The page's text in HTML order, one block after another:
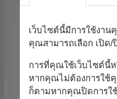
เว็บไซต์นี้มีการใช้งา
คุณสามารถเลือก เปิด
การที่คุณใช้เว็บไซต์นี้
หากคุณไม่ต้องการใช้คุ
ก็ตามหากคุณปิดการใ